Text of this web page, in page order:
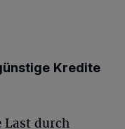
Kredite
Last durch